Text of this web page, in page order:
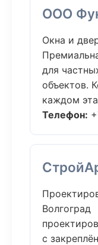
ООО
Окна и
для
объектов.
каждом
Телефон:
Волгоград
с